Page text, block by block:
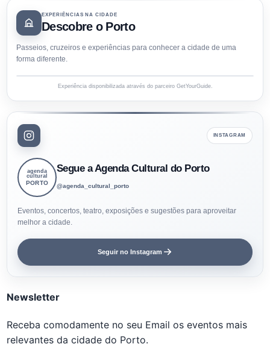
EXPERIÊNCIAS NA CIDADE
Descobre o Porto
Passeios, cruzeiros e experiências para conhecer a cidade de uma
forma diferente.
Experiência disponibilizada através do parceiro GetYourGuide.
INSTAGRAM
agenda
cultural
PORTO
Segue a Agenda Cultural do Porto
@agenda_cultural_porto
Eventos, concertos, teatro, exposições e sugestões para aproveitar
melhor a cidade.
Seguir no Instagram
Newsletter
Receba comodamente no seu Email os eventos mais
relevantes da cidade do Porto.